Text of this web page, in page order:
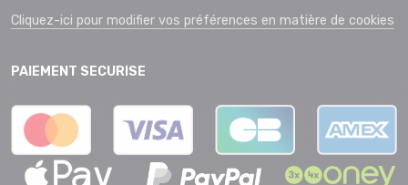
Cliquez-ici pour modifier vos préférences en matière de cookies
PAIEMENT SECURISE